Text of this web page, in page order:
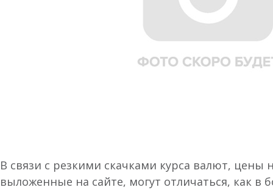
В связи с резкими скачками курса валют, цены
выложенные на сайте, могут отличаться, как в